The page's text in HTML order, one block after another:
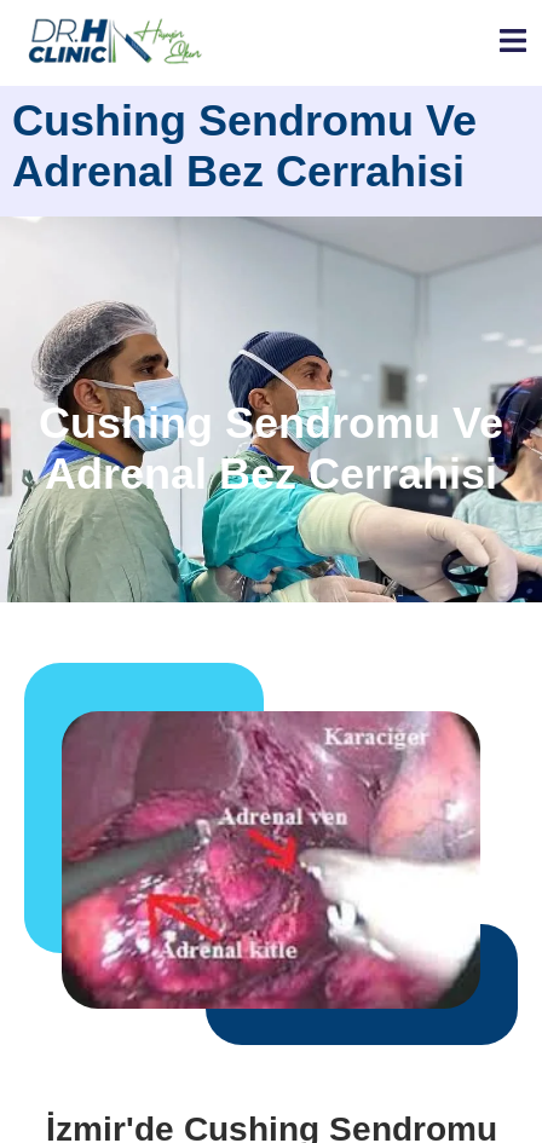
Cushing Sendromu Ve
Adrenal Bez Cerrahisi
Cushing Sendromu Ve
Adrenal Bez Cerrahisi
İzmir'de Cushing Sendromu